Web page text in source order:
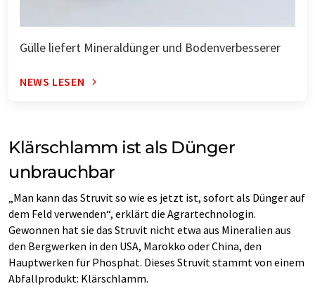
Gülle liefert Mineraldünger und Bodenverbesserer
NEWS LESEN
Klärschlamm ist als Dünger
unbrauchbar
„Man kann das Struvit so wie es jetzt ist, sofort als Dünger auf
dem Feld verwenden“, erklärt die Agrartechnologin.
Gewonnen hat sie das Struvit nicht etwa aus Mineralien aus
den Bergwerken in den USA, Marokko oder China, den
Hauptwerken für Phosphat. Dieses Struvit stammt von einem
Abfallprodukt: Klärschlamm.